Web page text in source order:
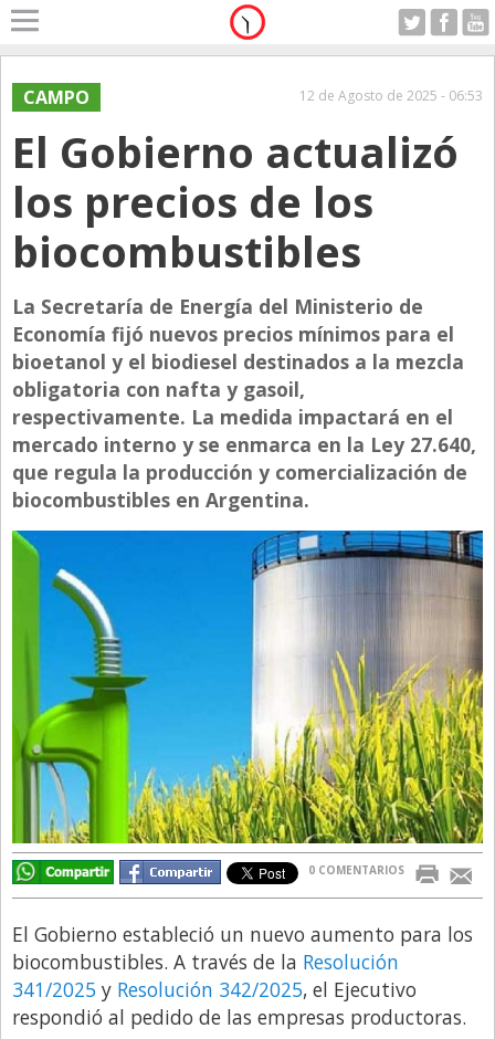
Home
A Motor
Alerta
Anticipo
Campo
Carrera & Emprendedores
Coleccionistas
Con Estilo
De Bolsillo
Diarios de Argentina
Diarios del Mundo
Ecología y Ambiente
Economía
El Experto
El Innovador
El Precio Que Yo Ví
Entrevista
Entrevista Exclusiva
Finanzas
Gastronomia
La Opinión del Director
Legales
Libro de Quejas
CAMPO 12 de Agosto de 2025 - 06:53
El Gobierno actualizó
los precios de los
biocombustibles
La Secretaría de Energía del Ministerio de
Economía fijó nuevos precios mínimos para el
bioetanol y el biodiesel destinados a la mezcla
obligatoria con nafta y gasoil,
respectivamente. La medida impactará en el
mercado interno y se enmarca en la Ley 27.640,
que regula la producción y comercialización de
biocombustibles en Argentina.
0 COMENTARIOS
El Gobierno estableció un nuevo aumento para los
biocombustibles. A través de la Resolución
341/2025 y Resolución 342/2025, el Ejecutivo
respondió al pedido de las empresas productoras.